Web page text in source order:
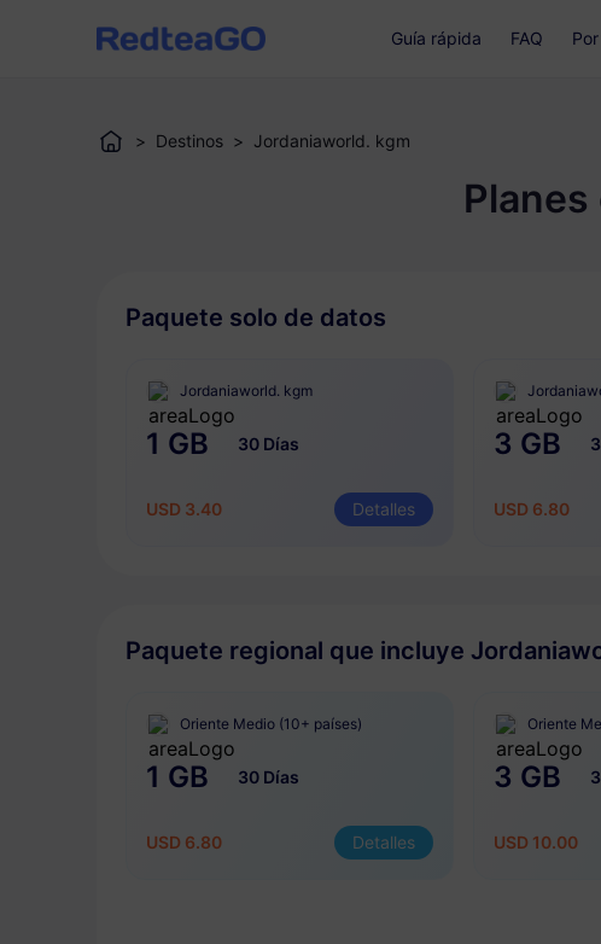
Guía rápida FAQ
> Destinos > Jordaniaworld. kgm
Paquete solo de datos
Jordaniaworld. kgm
1 GB 30 Días
USD 3.40 Detalles
3 GB
USD 6.80
Paquete regional que incluye
Oriente Medio (10+ países)
1 GB 30 Días
USD 6.80 Detalles
Oriente
3 GB
USD 10.00